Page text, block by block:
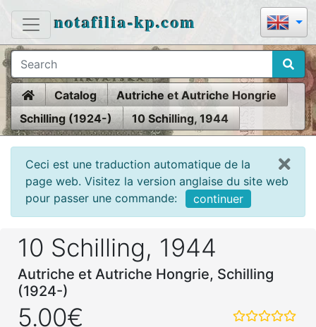
notafilia-kp.com
HomeCatalog
Autriche et Autriche Hongrie
Schilling (1924-)
10 Schilling, 1944
Ceci est une traduction automatique de la
page web. Visitez la version anglaise du site web
pour passer une commande:
continuer
10 Schilling, 1944
Autriche et Autriche Hongrie, Schilling
(1924-)
5.00€